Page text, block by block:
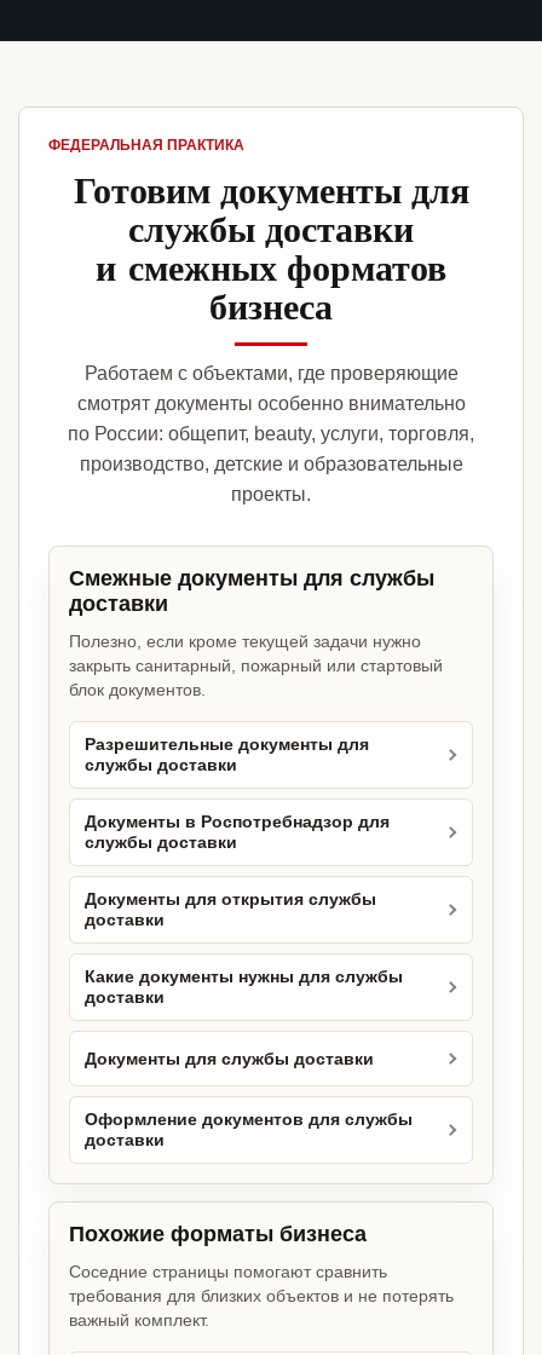
ФЕДЕРАЛЬНАЯ ПРАКТИКА
Готовим документы для
службы доставки
и смежных форматов
бизнеса
Работаем с объектами, где проверяющие
смотрят документы особенно внимательно
по России: общепит, beauty, услуги, торговля,
производство, детские и образовательные
проекты.
Смежные документы для службы
доставки
Полезно, если кроме текущей задачи нужно
закрыть санитарный, пожарный или стартовый
блок документов.
Разрешительные документы для
службы доставки
Документы в Роспотребнадзор для
службы доставки
Документы для открытия службы
доставки
Какие документы нужны для службы
доставки
Документы для службы доставки
Оформление документов для службы
доставки
Похожие форматы бизнеса
Соседние страницы помогают сравнить
требования для близких объектов и не потерять
важный комплект.